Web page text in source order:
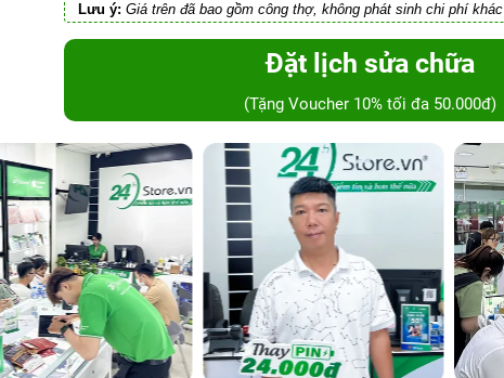
Lưu ý: Giá trên đã bao gồm công thợ, không phát sinh chi phí khác
Đặt lịch sửa chữa
(Tặng Voucher 10% tối đa 50.000đ)